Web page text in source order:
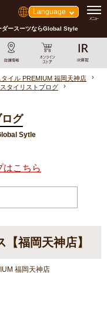
Language
ダースーツならGlobal Style
イル PREMIUM 福岡天神店
タイリストブログ
グ
Sytle
はこちら
福岡天神店】
福岡天神店